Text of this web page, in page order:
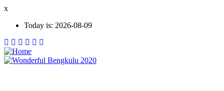
Skip
main
x
Today is: 2026-08-09